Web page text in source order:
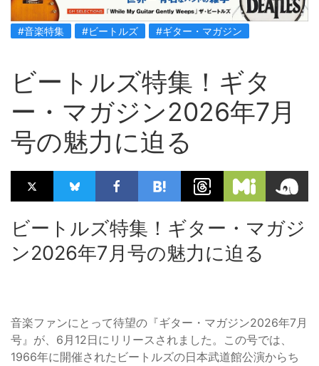
#音楽特集 #ビートルズ #ギター・マガジン
ビートルズ特集！ギタ
ー・マガジン2026年7月
号の魅力に迫る
ビートルズ特集！ギター・マガジ
ン2026年7月号の魅力に迫る
音楽ファンにとって待望の『ギター・マガジン2026年7月
号』が、6月12日にリリースされました。この号では、
1966年に開催されたビートルズの日本武道館公演からち